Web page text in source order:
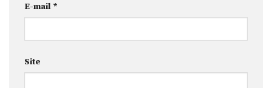
E-mail *
Site